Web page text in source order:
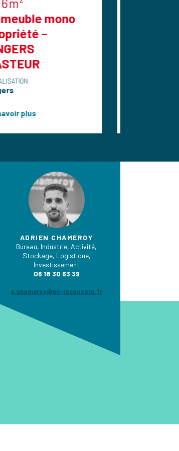
Etablissement
ADRIEN CHAMEROY
Bureau, Industrie, Activité,
Stockage, Logistique,
Investissement
06 18 30 63 39
a.chameroy@gc-locauxpro.fr